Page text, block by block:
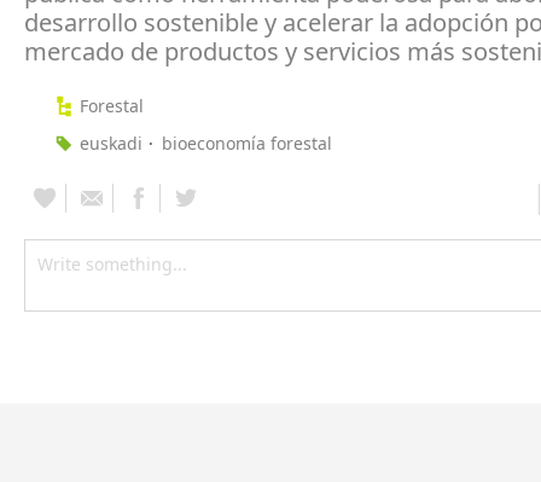
desarrollo sostenible y acelerar la adopción
mercado de productos y servicios más
Forestal
euskadi
bioeconomía forestal